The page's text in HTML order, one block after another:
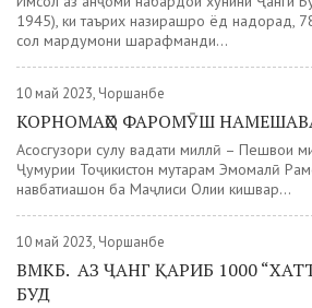
1945), ки таърих назирашро ёд надорад,
сол мардумони шарафманди...
10 май 2023, Чоршанбе
КОРНОМАҲО ФАРОМӮШ
Асосгузори сулҳу ваҳдати миллӣ – Пешвои
Ҷумҳурии Тоҷикистон муҳтарам Эмомалӣ
навбатиашон ба Маҷлиси Олии кишвар...
10 май 2023, Чоршанбе
ВМКБ. АЗ ҶАНГ ҚАРИБ 1000
БУД